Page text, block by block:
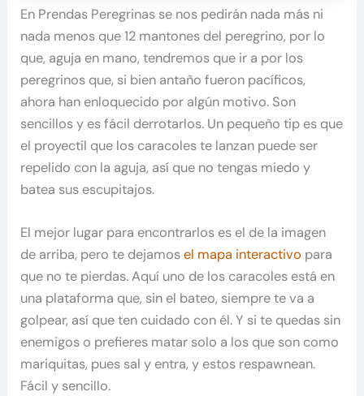
En Prendas Peregrinas se nos pedirán nada más ni
nada menos que 12 mantones del peregrino, por lo
que, aguja en mano, tendremos que ir a por los
peregrinos que, si bien antaño fueron pacíficos,
ahora han enloquecido por algún motivo. Son
sencillos y es fácil derrotarlos. Un pequeño tip es que
el proyectil que los caracoles te lanzan puede ser
repelido con la aguja, así que no tengas miedo y
batea sus escupitajos.
El mejor lugar para encontrarlos es el de la imagen
de arriba, pero te dejamosel mapa interactivo para
que no te pierdas. Aquí uno de los caracoles está en
una plataforma que, sin el bateo, siempre te va a
golpear, así que ten cuidado con él. Y si te quedas sin
enemigos o prefieres matar solo a los que son como
mariquitas, pues sal y entra, y estos respawnean.
Fácil y sencillo.